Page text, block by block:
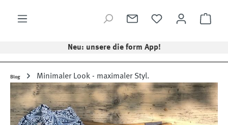
Neu: unsere die form App!
Blog Minimaler Look - maximaler Styl.